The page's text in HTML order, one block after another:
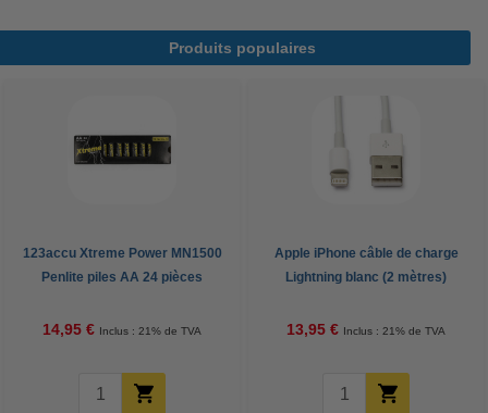
Produits populaires
123accu Xtreme Power MN1500
Penlite piles AA 24 pièces
14,95 € Inclus : 21% de TVA
Apple iPhone câble de charge
Lightning blanc (2 mètres)
13,95 € Inclus : 21% de TVA